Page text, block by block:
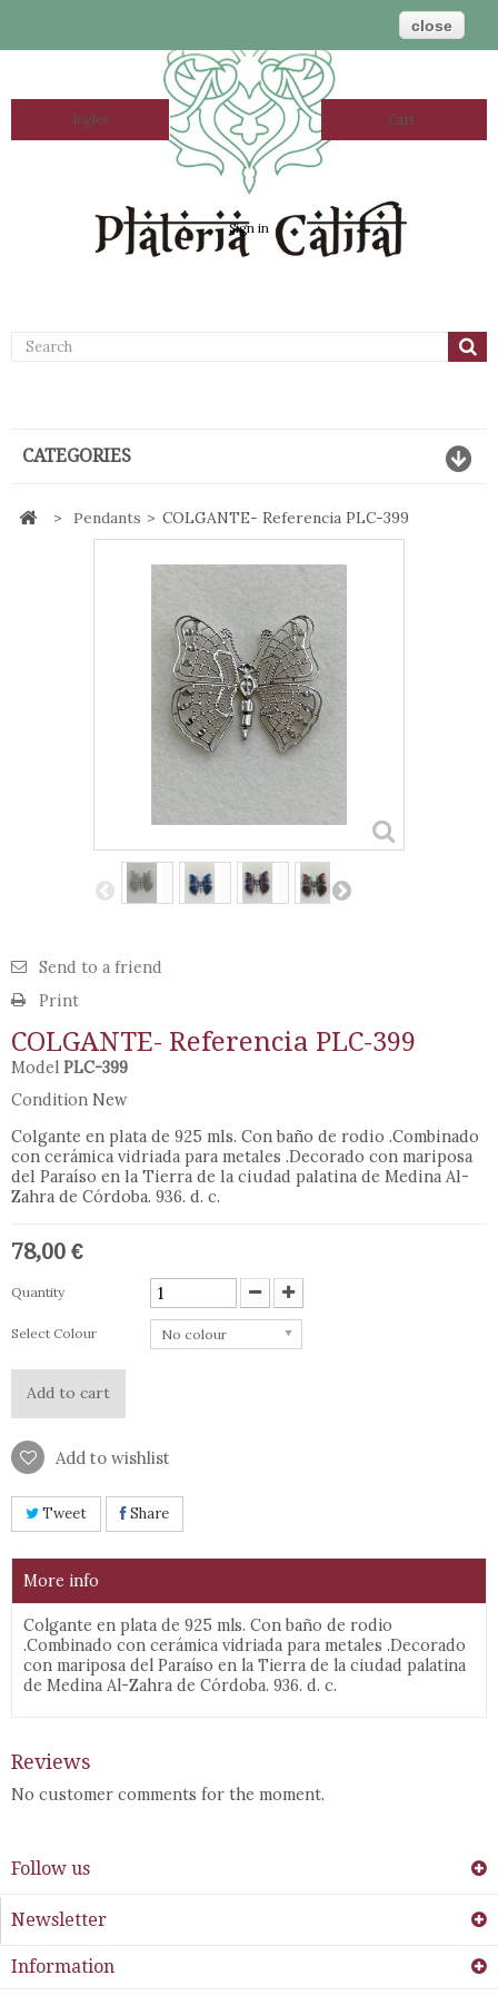
Ingles
Sign in
Cart
CATEGORIES
> Pendants > COLGANTE- Referencia PLC-399
Send to a friend
Print
COLGANTE- Referencia PLC-399
Model PLC-399
Condition New
Colgante en plata de 925 mls. Con baño de rodio .Combinado
con cerámica vidriada para metales .Decorado con mariposa
del Paraíso en la Tierra de la ciudad palatina de Medina Al-
Zahra de Córdoba. 936. d. c.
78,00 €
Quantity
Select Colour No colour
Add to cart
Add to wishlist
Tweet Share
More info
Colgante en plata de 925 mls. Con baño de rodio
.Combinado con cerámica vidriada para metales .Decorado
con mariposa del Paraíso en la Tierra de la ciudad palatina
de Medina Al-Zahra de Córdoba. 936. d. c.
Reviews
No customer comments for the moment.
Follow us
Newsletter
Information
close